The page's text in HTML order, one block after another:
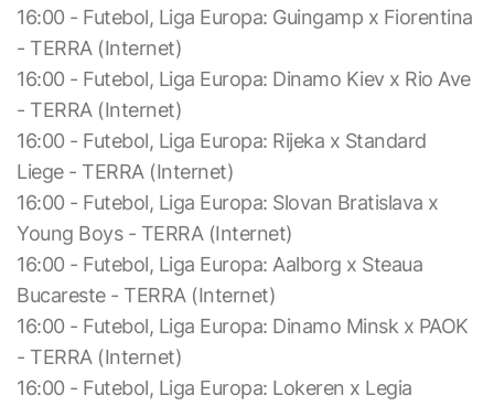
16:00 - Futebol, Liga Europa: Guingamp x Fiorentina
- TERRA (Internet)
16:00 - Futebol, Liga Europa: Dinamo Kiev x Rio Ave
- TERRA (Internet)
16:00 - Futebol, Liga Europa: Rijeka x Standard
Liege - TERRA (Internet)
16:00 - Futebol, Liga Europa: Slovan Bratislava x
Young Boys - TERRA (Internet)
16:00 - Futebol, Liga Europa: Aalborg x Steaua
Bucareste - TERRA (Internet)
16:00 - Futebol, Liga Europa: Dinamo Minsk x PAOK
- TERRA (Internet)
16:00 - Futebol, Liga Europa: Lokeren x Legia